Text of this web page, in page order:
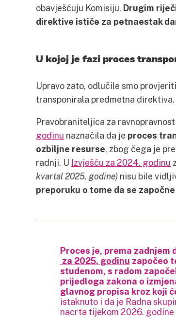
obavješćuju Komisiju. Drugim
direktive ističe za petnaestak
U kojoj je fazi proces
Upravo zato, odlučile smo
transponirala predmetna direktiva.
Pravobraniteljica za
godinu naznačila da je proces
ozbiljne resurse, zbog čega je
radnji. U Izvješću za 2024. godinu
kvartal 2025. godine) nisu bile
preporuku o tome da se
Proces je, prema zadnjem
za 2025. godinu započeo
studenom, s radom
prijedloga zakona o
glavnog propisa kroz koji
istaknuto i da je Radna
nacrta tijekom 2026.